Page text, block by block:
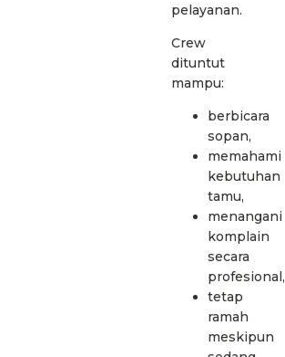
pelayanan.
Crew
dituntut
mampu:
berbicara
sopan,
memahami
kebutuhan
tamu,
menangani
komplain
secara
profesional,
tetap
ramah
meskipun